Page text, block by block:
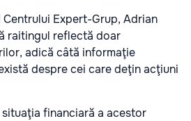
Expert-Grup, Adrian
raitingul reflectă doar
adică câtă informaţie
despre cei care deţin acţiuni
financiară a acestor